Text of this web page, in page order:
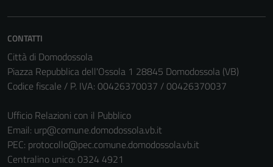
CONTATTI
Città di Domodossola
Piazza Repubblica dell'Ossola 1 28845 Domodossola (VB)
Codice fiscale / P. IVA: 00426370037 / 00426370037
Ufficio Relazioni con il Pubblico
Email: urp@comune.domodossola.vb.it
PEC: protocollo@pec.comune.domodossola.vb.it
Centralino unico: 0324 4921